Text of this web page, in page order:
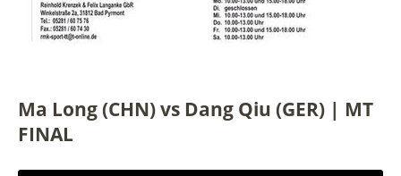
Ma Long (CHN) vs Dang Qiu (GER) | MT
FINAL